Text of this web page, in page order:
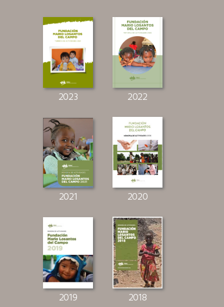
2023 2022
2021 2020
2019 2018